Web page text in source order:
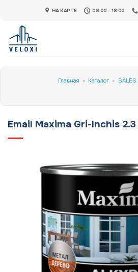
content
НА КАРТЕ 08:00 - 18:00
Главная » Каталог »
Email Maxima Gri-Inchis